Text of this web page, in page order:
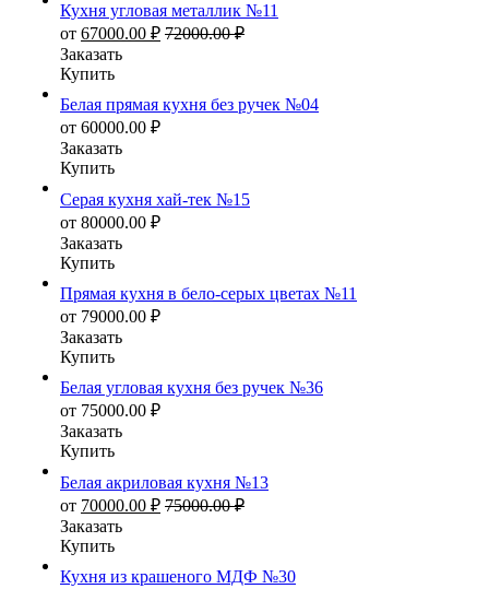
Кухня угловая металлик №11
от 67000.00 ₽ 72000.00₽
Заказать
Купить
Белая прямая кухня без ручек №04
от 60000.00 ₽
Заказать
Купить
Серая кухня хай-тек №15
от 80000.00 ₽
Заказать
Купить
Прямая кухня в бело-серых цветах №11
от 79000.00 ₽
Заказать
Купить
Белая угловая кухня без ручек №36
от 75000.00 ₽
Заказать
Купить
Белая акриловая кухня №13
от 70000.00 ₽ 75000.00₽
Заказать
Купить
Кухня из крашеного МДФ №30